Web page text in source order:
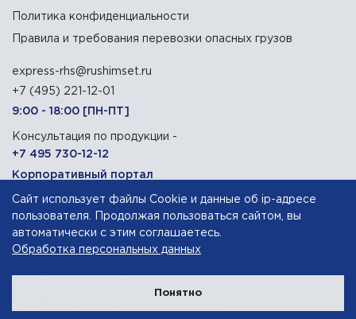
Политика конфиденциальности
Правила и требования перевозки опасных грузов
express-rhs@rushimset.ru
+7 (495) 221-12-01
9:00 - 18:00 [ПН-ПТ]
Консультация по продукции -
+7 495 730-12-12
Корпоративный портал
129090, г. Москва, Олимпийский проспект, 14
Сайт использует файлы Cookie и данные об ip-адресе
пользователя. Продолжая пользоваться сайтом, вы
автоматически с этим соглашаетесь.
Обработка персональных данных
Понятно